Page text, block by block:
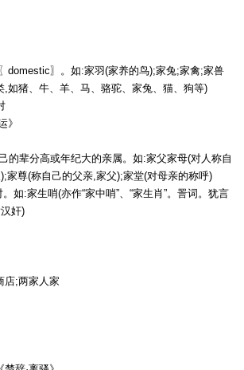
domestic〗。如:家羽(家养的鸟);家兔;家禽;家兽
如猪、牛、羊、马、骆驼、家兔、猫、狗等)
》
辈分高或年纪大的亲属。如:家父家母(对人称自
家尊(称自己的父亲,家父);家堂(对母亲的称呼)
如:家生哨(亦作“家中哨”、“家生肖”。詈词。犹言
奸)
店;两家人家